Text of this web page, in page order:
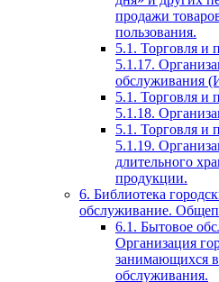
продажи
пользования.
5.1. Торговля и
5.1.17.
обслуживания
5.1. Торговля и
5.1.18.
5.1. Торговля и
5.1.19.
длительного
продукции.
6. Библиотека
обслуживание.
6.1. Бытовое
Организация
занимающихся
обслуживания.